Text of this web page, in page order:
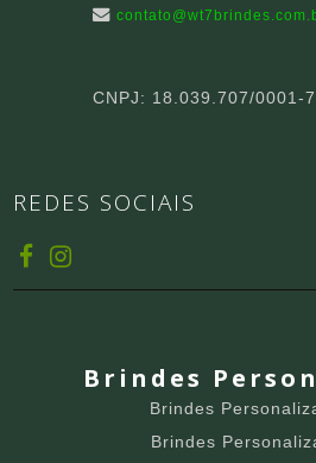
CNPJ: 18.039.707/0001-
REDES SOCIAIS
Brindes
Brindes
Brindes